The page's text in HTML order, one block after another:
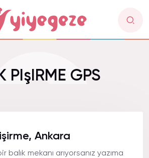
PIşIRME GPS
Ankara
balık mekanı arıyorsanız yazıma